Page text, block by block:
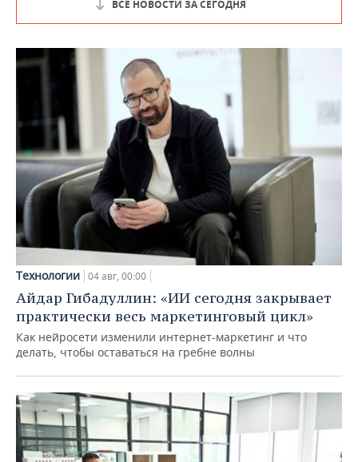
ВСЕ НОВОСТИ ЗА СЕГОДНЯ
Технологии 04 авг, 00:00
Айдар Гибадуллин: «ИИ сегодня закрывает
практически весь маркетинговый цикл»
Как нейросети изменили интернет-маркетинг и что
делать, чтобы оставаться на гребне волны